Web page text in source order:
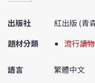
出版社
紅出版 (青
題材分類
流行讀
語言
繁體中文